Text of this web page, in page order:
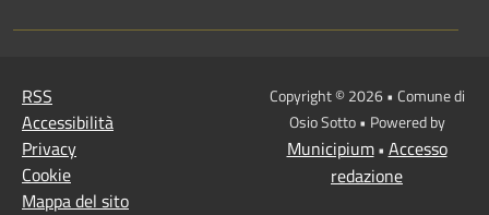
RSS
Accessibilità
Privacy
Cookie
Mappa del sito
Copyright © 2026 • Comune di
Osio Sotto • Powered by
Municipium• Accesso
redazione